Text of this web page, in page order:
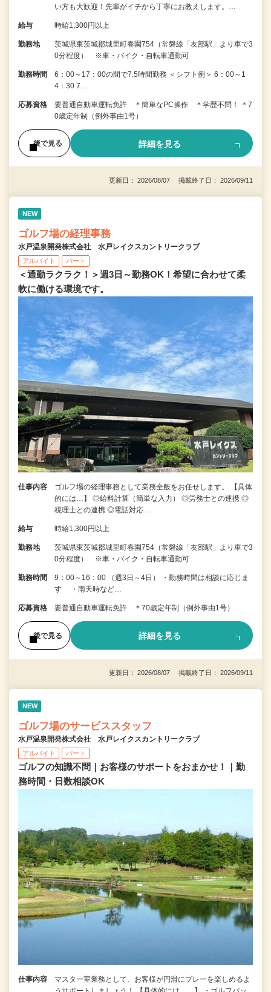
い方も大歓迎！先輩がイチから丁寧にお教えします。…
給与 時給1,300円以上
勤務地
茨城県東茨城郡城里町春園754（常磐線「友部駅」より車で3
0分程度） ※車・バイク・自転車通勤可
勤務時間
6：00～17：00の間で7.5時間勤務 ＜シフト例＞ 6：00～1
4：30 7…
応募資格
要普通自動車運転免許 ＊簡単なPC操作 ＊学歴不問！ ＊7
0歳定年制（例外事由1号）
後で見る 詳細を見る
更新日： 2026/08/07 掲載終了日： 2026/09/11
NEW
ゴルフ場の経理事務
水戸温泉開発株式会社 水戸レイクスカントリークラブ
アルバイト パート
＜通勤ラクラク！＞週3日～勤務OK！希望に合わせて柔
軟に働ける環境です。
仕事内容
ゴルフ場の経理事務として業務全般をお任せします。 【具体
的には…】 ◎給料計算（簡単な入力） ◎労務士との連携 ◎
税理士との連携 ◎電話対応 …
給与 時給1,300円以上
勤務地
茨城県東茨城郡城里町春園754（常磐線「友部駅」より車で3
0分程度） ※車・バイク・自転車通勤可
勤務時間
9：00～16：00 （週3日～4日） ・勤務時間は相談に応じま
す ・雨天時など…
応募資格 要普通自動車運転免許 ＊70歳定年制（例外事由1号）
後で見る 詳細を見る
更新日： 2026/08/07 掲載終了日： 2026/09/11
NEW
ゴルフ場のサービススタッフ
水戸温泉開発株式会社 水戸レイクスカントリークラブ
アルバイト パート
ゴルフの知識不問｜お客様のサポートをおまかせ！｜勤
務時間・日数相談OK
仕事内容
マスター室業務として、お客様が円滑にプレーを楽しめるよ